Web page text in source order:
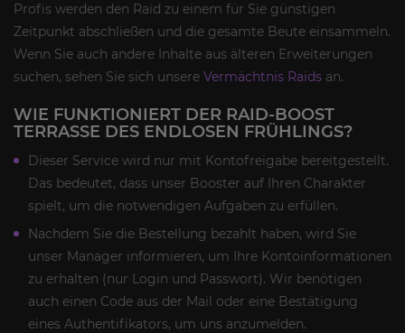
Profis werden den Raid zu einem für Sie günstigen
Zeitpunkt abschließen und die gesamte Beute einsammeln.
Wenn Sie auch andere Inhalte aus älteren Erweiterungen
suchen, sehen Sie sich unsere Vermächtnis Raids an.
WIE FUNKTIONIERT DER RAID-BOOST
TERRASSE DES ENDLOSEN FRÜHLINGS?
Dieser Service wird nur mit Kontofreigabe bereitgestellt.
Das bedeutet, dass unser Booster auf Ihren Charakter
spielt, um die notwendigen Aufgaben zu erfüllen.
Nachdem Sie die Bestellung bezahlt haben, wird Sie
unser Manager informieren, um Ihre Kontoinformationen
zu erhalten (nur Login und Passwort). Wir benötigen
auch einen Code aus der Mail oder eine Bestätigung
eines Authentifikators, um uns anzumelden.